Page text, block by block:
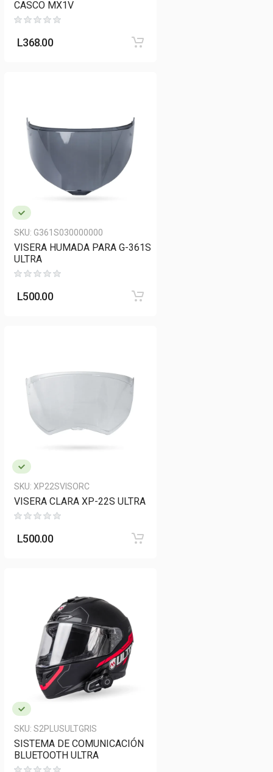
CASCO MX1V
L368.00
SKU: G361S030000000
VISERA HUMADA PARA G-361S
ULTRA
L500.00
SKU: XP22SVISORC
VISERA CLARA XP-22S ULTRA
L500.00
SKU: S2PLUSULTGRIS
SISTEMA DE COMUNICACIÓN
BLUETOOTH ULTRA